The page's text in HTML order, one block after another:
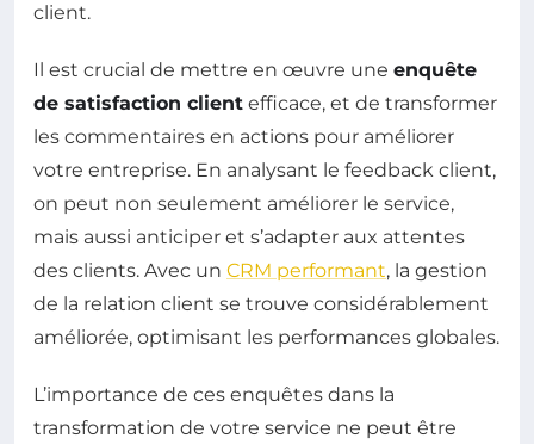
client.
Il est crucial de mettre en œuvre une enquête
de satisfaction client efficace, et de transformer
les commentaires en actions pour améliorer
votre entreprise. En analysant le feedback client,
on peut non seulement améliorer le service,
mais aussi anticiper et s’adapter aux attentes
des clients. Avec un CRM performant, la gestion
de la relation client se trouve considérablement
améliorée, optimisant les performances globales.
L’importance de ces enquêtes dans la
transformation de votre service ne peut être